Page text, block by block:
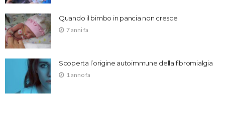
Quando il bimbo in pancia non cresce
7 anni fa
Scoperta l’origine autoimmune della fibromialgia
1 anno fa